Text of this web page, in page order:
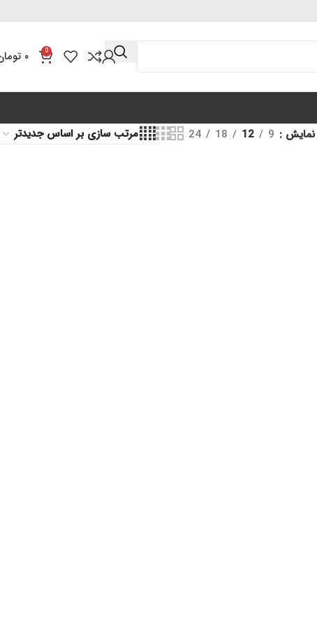
0 ۰
نمایش 9
12
18
24